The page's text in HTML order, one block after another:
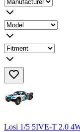
Losi 1/5 5IVE-T 2.0